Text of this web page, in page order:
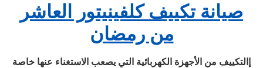
صيانة تكييف كلفينيتور العاشر
من رمضان
إالتكييف من الأجهزة الكهربائية التي يصعب الاستغناء عنها خاصة